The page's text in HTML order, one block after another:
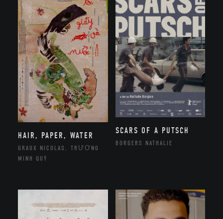
HAIR, PAPER, WATER
GRAUX NICOLAS, TRƯƠNG
MINH QUÝ
SCARS OF A PUTSCH
BORGERS NATHALIE